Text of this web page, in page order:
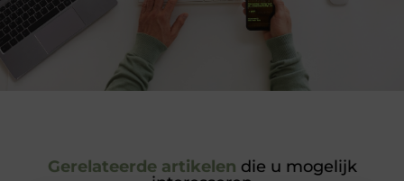
Gerelateerde artikelen die u mogelijk